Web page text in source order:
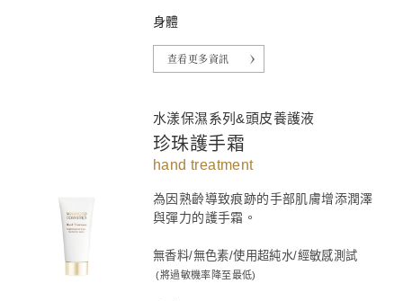
身體
查看更多資訊
水漾保濕系列&頭皮養護液
珍珠護手霜
hand treatment
為因熟齡導致痕跡的手部肌膚增添潤澤
與彈力的護手霜。
無香料/無色素/使用超純水/經敏感測試
(將過敏機率降至最低)